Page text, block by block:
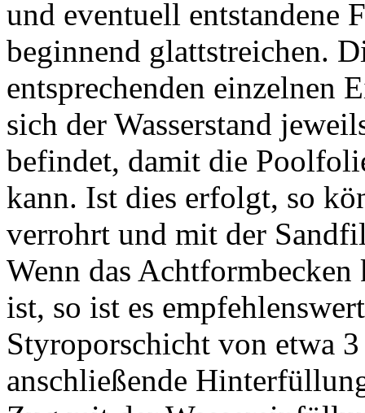
und eventuell entstandene
beginnend glattstreichen.
entsprechenden einzelnen
sich der Wasserstand
befindet, damit die
kann. Ist dies erfolgt, so
verrohrt und mit der
Wenn das
ist, so ist es
Styroporschicht von etwa
anschließende